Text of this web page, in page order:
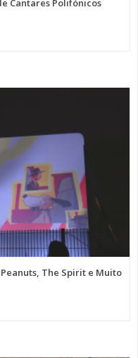
Cantares Polifónicos
The Spirit e Muito